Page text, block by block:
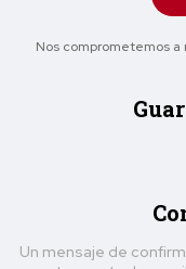
Nos comprometemos
Un mensaje de